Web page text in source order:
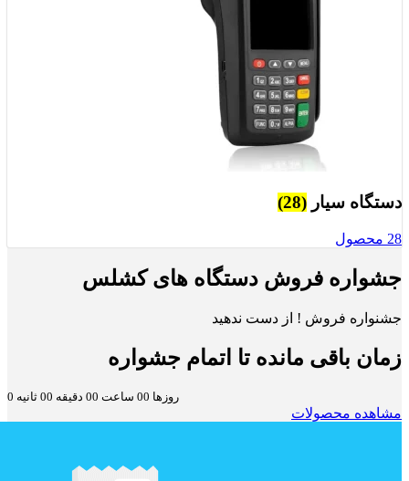
دستگاه سیار (28)
28 محصول
جشواره فروش دستگاه های کشلس
جشنواره فروش ! از دست ندهید
زمان باقی مانده تا اتمام جشواره
0 روزها 00 ساعت 00 دقیقه 00 ثانیه
مشاهده محصولات